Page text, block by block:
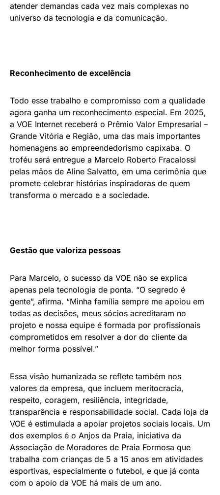
atender demandas cada vez mais complexas no
universo da tecnologia e da comunicação.
Reconhecimento de excelência
Todo esse trabalho e compromisso com a qualidade
agora ganha um reconhecimento especial. Em 2025,
a VOE Internet receberá o Prêmio Valor Empresarial –
Grande Vitória e Região, uma das mais importantes
homenagens ao empreendedorismo capixaba. O
troféu será entregue a Marcelo Roberto Fracalossi
pelas mãos de Aline Salvatto, em uma cerimônia que
promete celebrar histórias inspiradoras de quem
transforma o mercado e a sociedade.
Gestão que valoriza pessoas
Para Marcelo, o sucesso da VOE não se explica
apenas pela tecnologia de ponta. “O segredo é
gente”, afirma. “Minha família sempre me apoiou em
todas as decisões, meus sócios acreditaram no
projeto e nossa equipe é formada por profissionais
comprometidos em resolver a dor do cliente da
melhor forma possível.”
Essa visão humanizada se reflete também nos
valores da empresa, que incluem meritocracia,
respeito, coragem, resiliência, integridade,
transparência e responsabilidade social. Cada loja da
VOE é estimulada a apoiar projetos sociais locais. Um
dos exemplos é o Anjos da Praia, iniciativa da
Associação de Moradores de Praia Formosa que
trabalha com crianças de 5 a 15 anos em atividades
esportivas, especialmente o futebol, e que já conta
com o apoio da VOE há mais de um ano.